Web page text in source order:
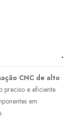
CNC de alto
preciso e eficiente
em